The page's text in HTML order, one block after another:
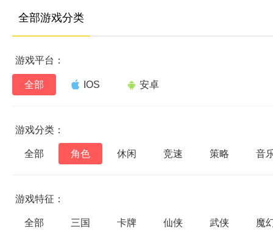
全部游戏分类
游戏平台：
全部 IOS 安卓
游戏分类：
全部 角色 休闲 竞速 策略 音
游戏特征：
全部 三国 卡牌 仙侠 武侠 魔